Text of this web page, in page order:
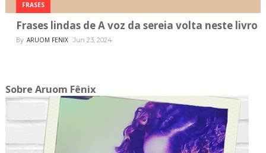
FRASES
Frases lindas de A voz da sereia volta neste livro
By ARUOM FENIX Jun 23, 2024
Sobre Aruom Fênix